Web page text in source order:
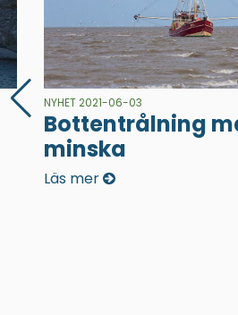
NYHET 2021-06-03
Bottentrålning
minska
Läs mer